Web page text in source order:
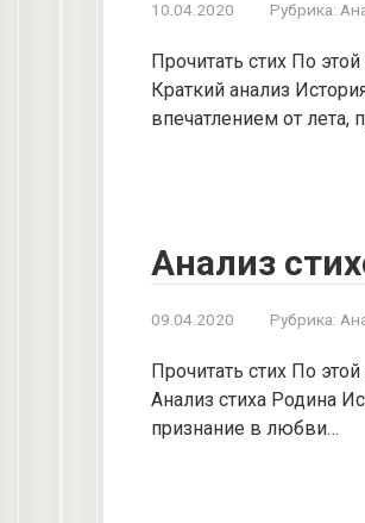
10.04.2020 Рубрика:
Прочитать стих По
Краткий анализ
впечатлением от лета,
Анализ
09.04.2020 Рубрика:
Прочитать стих По
Анализ стиха Родина
признание в любви…